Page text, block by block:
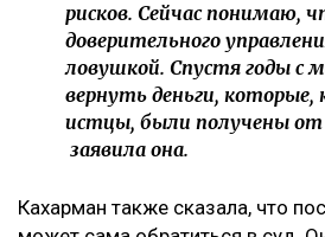
рисков. Сейчас понимаю,
доверительного
ловушкой. Спустя годы с
вернуть деньги,
истцы, были получены от
заявила она.
Кахарман также сказала, что